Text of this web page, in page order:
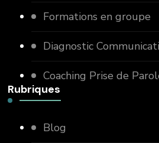
Formations en groupe
Diagnostic
Coaching Prise de
Rubriques
Blog